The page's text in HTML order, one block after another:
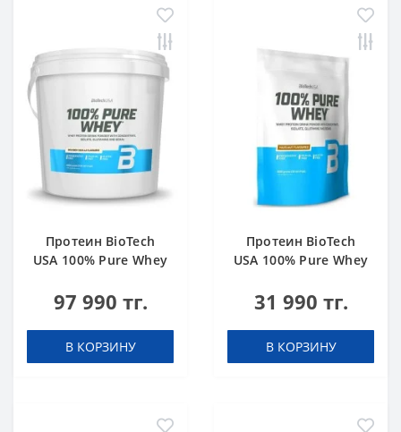
Протеин BioTech
USA 100% Pure Whey
g
97 990 тг.
В КОРЗИНУ
Протеин BioTech
USA 100% Pure Whey
31 990 тг.
В КОРЗИНУ